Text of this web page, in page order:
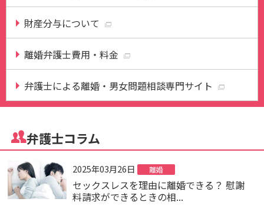
財産分与について
離婚弁護士費用・料金
弁護士による離婚・男女問題相談専門サイト
弁護士コラム
2025年03月26日 離婚
セックスレスを理由に離婚できる？ 慰謝
料請求ができるときの相...